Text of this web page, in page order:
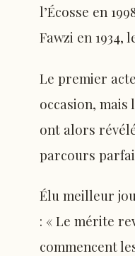
l’Écosse en
Fawzi en 1934,
Le premier
occasion, mais
ont alors
parcours
Élu meilleur
: « Le mérite
commencent